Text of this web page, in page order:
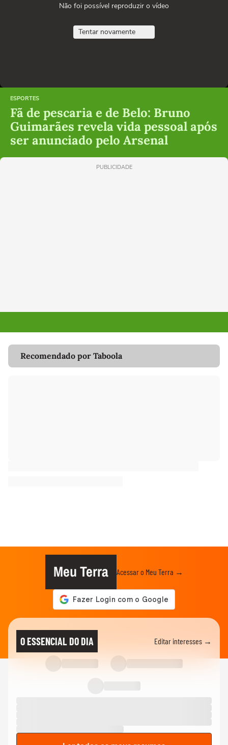
Não foi possível reproduzir o vídeo
Tentar novamente
ESPORTES
Fã de pescaria e de Belo: Bruno
Guimarães revela vida pessoal após
ser anunciado pelo Arsenal
PUBLICIDADE
Recomendado por Taboola
Meu Terra Acessar o Meu Terra →
O ESSENCIAL DO DIA Editar interesses →